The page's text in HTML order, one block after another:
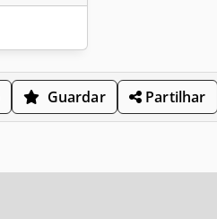
Guardar Partilhar